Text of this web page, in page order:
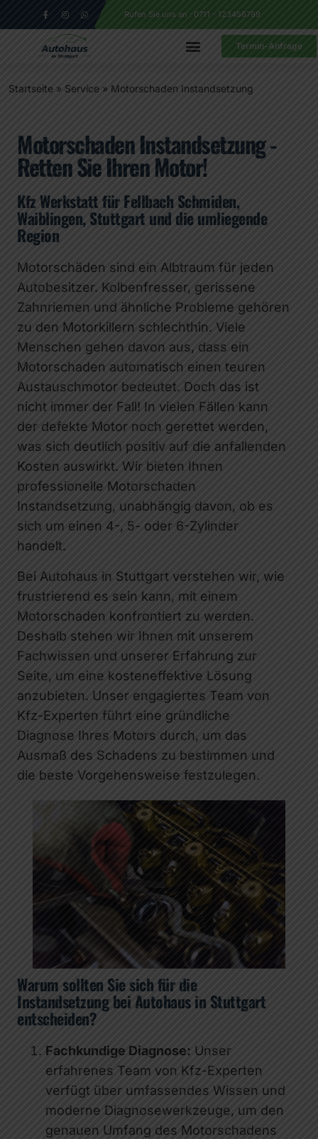
Rufen Sie uns an : 0711 - 123456789
Termin-Anfrage
Startseite » Service » Motorschaden Instandsetzung
Motorschaden Instandsetzung -
Retten Sie Ihren Motor!
Kfz Werkstatt für Fellbach Schmiden,
Waiblingen, Stuttgart und die umliegende
Region
Motorschäden sind ein Albtraum für jeden
Autobesitzer. Kolbenfresser, gerissene
Zahnriemen und ähnliche Probleme gehören
zu den Motorkillern schlechthin. Viele
Menschen gehen davon aus, dass ein
Motorschaden automatisch einen teuren
Austauschmotor bedeutet. Doch das ist
nicht immer der Fall! In vielen Fällen kann
der defekte Motor noch gerettet werden,
was sich deutlich positiv auf die anfallenden
Kosten auswirkt. Wir bieten Ihnen
professionelle Motorschaden
Instandsetzung, unabhängig davon, ob es
sich um einen 4-, 5- oder 6-Zylinder
handelt.
Bei Autohaus in Stuttgart verstehen wir, wie
frustrierend es sein kann, mit einem
Motorschaden konfrontiert zu werden.
Deshalb stehen wir Ihnen mit unserem
Fachwissen und unserer Erfahrung zur
Seite, um eine kosteneffektive Lösung
anzubieten. Unser engagiertes Team von
Kfz-Experten führt eine gründliche
Diagnose Ihres Motors durch, um das
Ausmaß des Schadens zu bestimmen und
die beste Vorgehensweise festzulegen.
Warum sollten Sie sich für die
Instandsetzung bei Autohaus in Stuttgart
entscheiden?
Fachkundige Diagnose: Unser
erfahrenes Team von Kfz-Experten
verfügt über umfassendes Wissen und
moderne Diagnosewerkzeuge, um den
genauen Umfang des Motorschadens